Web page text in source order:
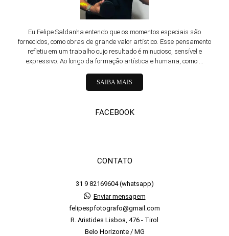
Eu Felipe Saldanha entendo que os momentos especiais são
fornecidos, como obras de grande valor artístico. Esse pensamento
refletiu em um trabalho cujo resultado é minucioso, sensível e
expressivo. Ao longo da formação artística e humana, como ...
SAIBA MAIS
FACEBOOK
CONTATO
31 9 82169604 (whatsapp)
Enviar mensagem
felipespfotografo@gmail.com
R. Aristides Lisboa, 476 - Tirol
Belo Horizonte / MG